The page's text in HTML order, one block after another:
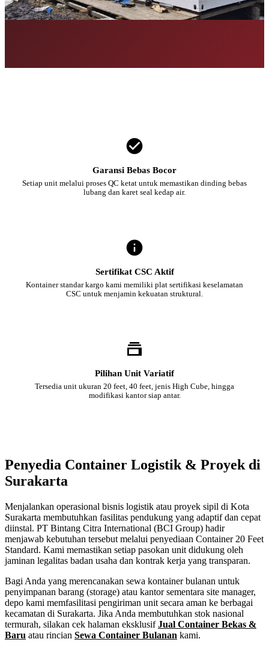
Garansi Bebas Bocor
Setiap unit melalui proses QC ketat untuk memastikan dinding bebas
lubang dan karet seal kedap air.
Sertifikat CSC Aktif
Kontainer standar kargo kami memiliki plat sertifikasi keselamatan
CSC untuk menjamin kekuatan struktural.
Pilihan Unit Variatif
Tersedia unit ukuran 20 feet, 40 feet, jenis High Cube, hingga
modifikasi kantor siap antar.
Penyedia Container Logistik & Proyek di
Surakarta
Menjalankan operasional bisnis logistik atau proyek sipil di Kota
Surakarta membutuhkan fasilitas pendukung yang adaptif dan cepat
diinstal. PT Bintang Citra International (BCI Group) hadir
menjawab kebutuhan tersebut melalui penyediaan Container 20 Feet
Standard. Kami memastikan setiap pasokan unit didukung oleh
jaminan legalitas badan usaha dan kontrak kerja yang transparan.
Bagi Anda yang merencanakan sewa kontainer bulanan untuk
penyimpanan barang (storage) atau kantor sementara site manager,
depo kami memfasilitasi pengiriman unit secara aman ke berbagai
kecamatan di Surakarta. Jika Anda membutuhkan stok nasional
termurah, silakan cek halaman eksklusifJual Container Bekas &
Baru atau rincian Sewa Container Bulanan kami.